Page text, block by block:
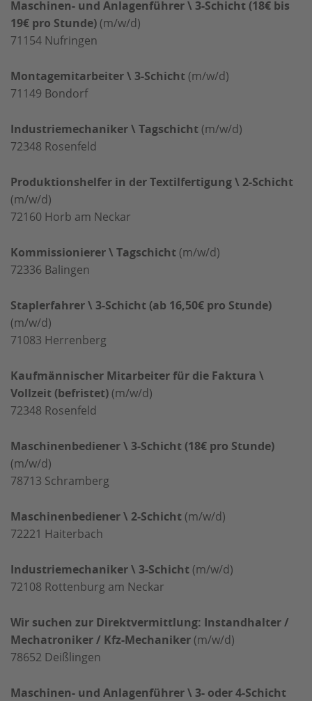
Maschinen- und Anlagenführer \ 3-Schicht (18€ bis
19€ pro Stunde) (m/w/d)
71154 Nufringen
Montagemitarbeiter \ 3-Schicht (m/w/d)
71149 Bondorf
Industriemechaniker \ Tagschicht (m/w/d)
72348 Rosenfeld
Produktionshelfer in der Textilfertigung \ 2-Schicht
(m/w/d)
72160 Horb am Neckar
Kommissionierer \ Tagschicht (m/w/d)
72336 Balingen
Staplerfahrer \ 3-Schicht (ab 16,50€ pro Stunde)
(m/w/d)
71083 Herrenberg
Kaufmännischer Mitarbeiter für die Faktura \
Vollzeit (befristet) (m/w/d)
72348 Rosenfeld
Maschinenbediener \ 3-Schicht (18€ pro Stunde)
(m/w/d)
78713 Schramberg
Maschinenbediener \ 2-Schicht (m/w/d)
72221 Haiterbach
Industriemechaniker \ 3-Schicht (m/w/d)
72108 Rottenburg am Neckar
Wir suchen zur Direktvermittlung: Instandhalter /
Mechatroniker / Kfz-Mechaniker (m/w/d)
78652 Deißlingen
Maschinen- und Anlagenführer \ 3- oder 4-Schicht